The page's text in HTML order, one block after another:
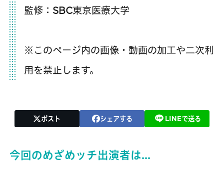
監修：SBC東京医療大学
※このページ内の画像・動画の加工や二次利
用を禁止します。
ポスト シェアする LINEで送る
今回のめざめッチ出演者は…